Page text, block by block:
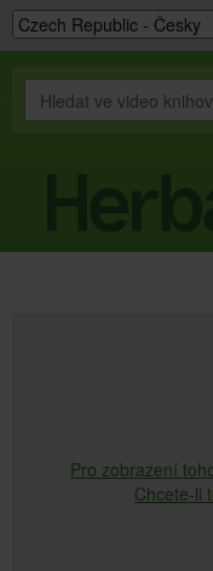
Pro zobrazení
Chcete-li